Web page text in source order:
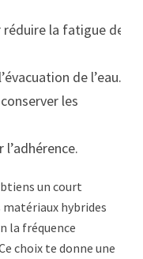
la fatigue des
de l’eau.
les
un court
matériaux hybrides
la fréquence
choix te donne une